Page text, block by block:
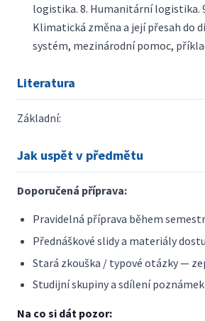
logistika. 8. Humanitární logistika.
Klimatická změna a její přesah do
systém, mezinárodní pomoc,
Literatura
Základní:
Jak uspět v předmětu
Doporučená příprava:
Pravidelná příprava během
Přednáškové slidy a materiály
Stará zkouška / typové otázky —
Studijní skupiny a sdílení
Na co si dát pozor: